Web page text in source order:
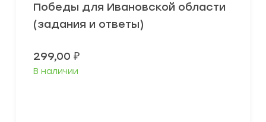
Победы для Ивановской области
(задания и ответы)
299,00 ₽
В наличии